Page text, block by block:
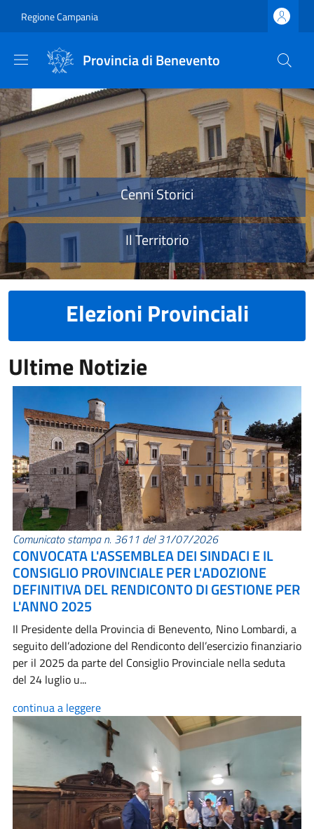
Regione Campania
Provincia di Benevento
Provincia di Benevento
Cenni Storici
Il Territorio
Elezioni Provinciali
Ultime Notizie
Comunicato stampa n. 3611 del 31/07/2026
CONVOCATA L'ASSEMBLEA DEI SINDACI E IL
CONSIGLIO PROVINCIALE PER L'ADOZIONE
DEFINITIVA DEL RENDICONTO DI GESTIONE PER
L'ANNO 2025
Il Presidente della Provincia di Benevento, Nino Lombardi, a
seguito dell’adozione del Rendiconto dell’esercizio finanziario
per il 2025 da parte del Consiglio Provinciale nella seduta
del 24 luglio u...
continua a leggere